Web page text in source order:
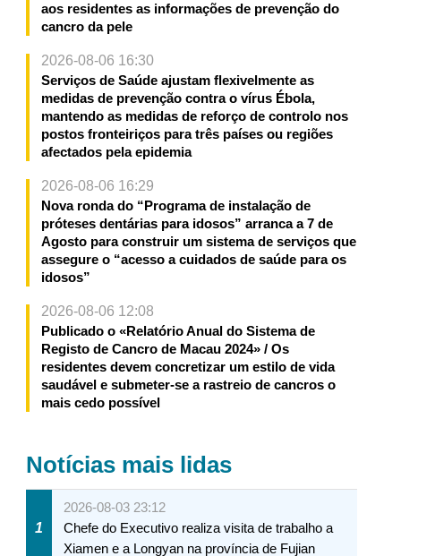
aos residentes as informações de prevenção do
cancro da pele
2026-08-06 16:30
Serviços de Saúde ajustam flexivelmente as
medidas de prevenção contra o vírus Ébola,
mantendo as medidas de reforço de controlo nos
postos fronteiriços para três países ou regiões
afectados pela epidemia
2026-08-06 16:29
Nova ronda do “Programa de instalação de
próteses dentárias para idosos” arranca a 7 de
Agosto para construir um sistema de serviços que
assegure o “acesso a cuidados de saúde para os
idosos”
2026-08-06 12:08
Publicado o «Relatório Anual do Sistema de
Registo de Cancro de Macau 2024» / Os
residentes devem concretizar um estilo de vida
saudável e submeter-se a rastreio de cancros o
mais cedo possível
Notícias mais lidas
1
2026-08-03 23:12
Chefe do Executivo realiza visita de trabalho a
Xiamen e a Longyan na província de Fujian